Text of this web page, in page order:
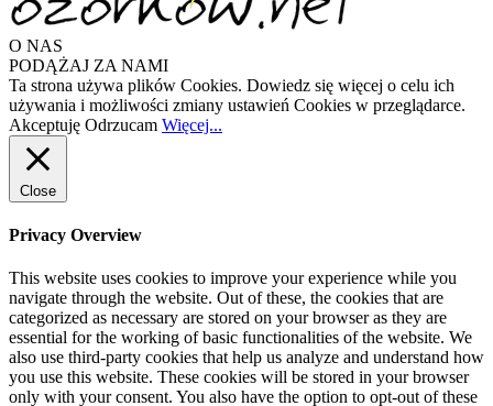
O NAS
PODĄŻAJ ZA NAMI
Ta strona używa plików Cookies. Dowiedz się więcej o celu ich
używania i możliwości zmiany ustawień Cookies w przeglądarce.
Akceptuję Odrzucam Więcej...
Close
Privacy Overview
This website uses cookies to improve your experience while you
navigate through the website. Out of these, the cookies that are
categorized as necessary are stored on your browser as they are
essential for the working of basic functionalities of the website. We
also use third-party cookies that help us analyze and understand how
you use this website. These cookies will be stored in your browser
only with your consent. You also have the option to opt-out of these